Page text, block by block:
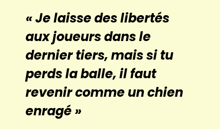
« Je laisse des libertés
aux joueurs dans le
dernier tiers, mais si tu
perds la balle, il faut
revenir comme un chien
enragé »